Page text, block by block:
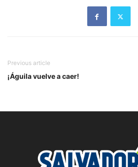
Previous article
¡Águila vuelve a caer!